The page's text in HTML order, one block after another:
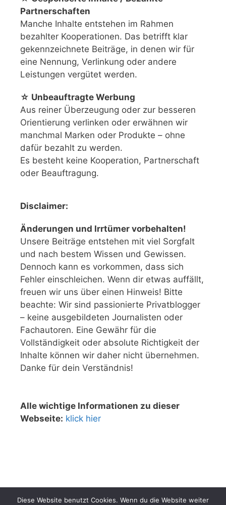
Partnerschaften
Manche Inhalte entstehen im Rahmen
bezahlter Kooperationen. Das betrifft klar
gekennzeichnete Beiträge, in denen wir für
eine Nennung, Verlinkung oder andere
Leistungen vergütet werden.
☆ Unbeauftragte Werbung
Aus reiner Überzeugung oder zur besseren
Orientierung verlinken oder erwähnen wir
manchmal Marken oder Produkte – ohne
dafür bezahlt zu werden.
Es besteht keine Kooperation, Partnerschaft
oder Beauftragung.
Disclaimer:
Änderungen und Irrtümer vorbehalten!
Unsere Beiträge entstehen mit viel Sorgfalt
und nach bestem Wissen und Gewissen.
Dennoch kann es vorkommen, dass sich
Fehler einschleichen. Wenn dir etwas auffällt,
freuen wir uns über einen Hinweis! Bitte
beachte: Wir sind passionierte Privatblogger
– keine ausgebildeten Journalisten oder
Fachautoren. Eine Gewähr für die
Vollständigkeit oder absolute Richtigkeit der
Inhalte können wir daher nicht übernehmen.
Danke für dein Verständnis!
Alle wichtige Informationen zu dieser
Webseite: klick hier
Diese Website benutzt Cookies. Wenn du die Website weiter